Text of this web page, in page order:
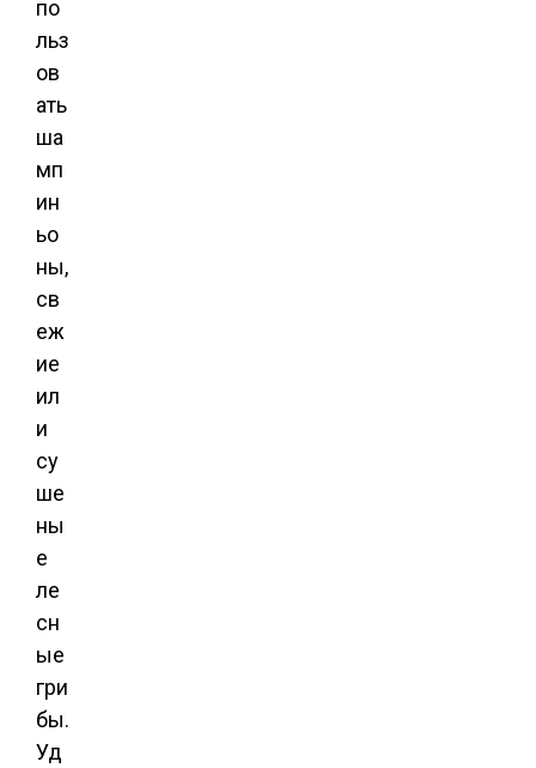
по
льз
ов
ать
ша
мп
ин
ьо
ны,
св
еж
ие
ил
и
су
ше
ны
е
ле
сн
ые
гри
бы.
Уд